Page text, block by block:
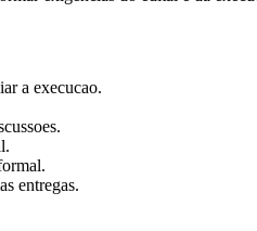
a execucao.
entregas.